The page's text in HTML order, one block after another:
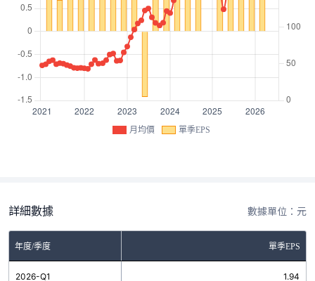
月均價 單季EPS
詳細數據 數據單位：元
年度/季度 單季EPS
2026-Q1 1.94